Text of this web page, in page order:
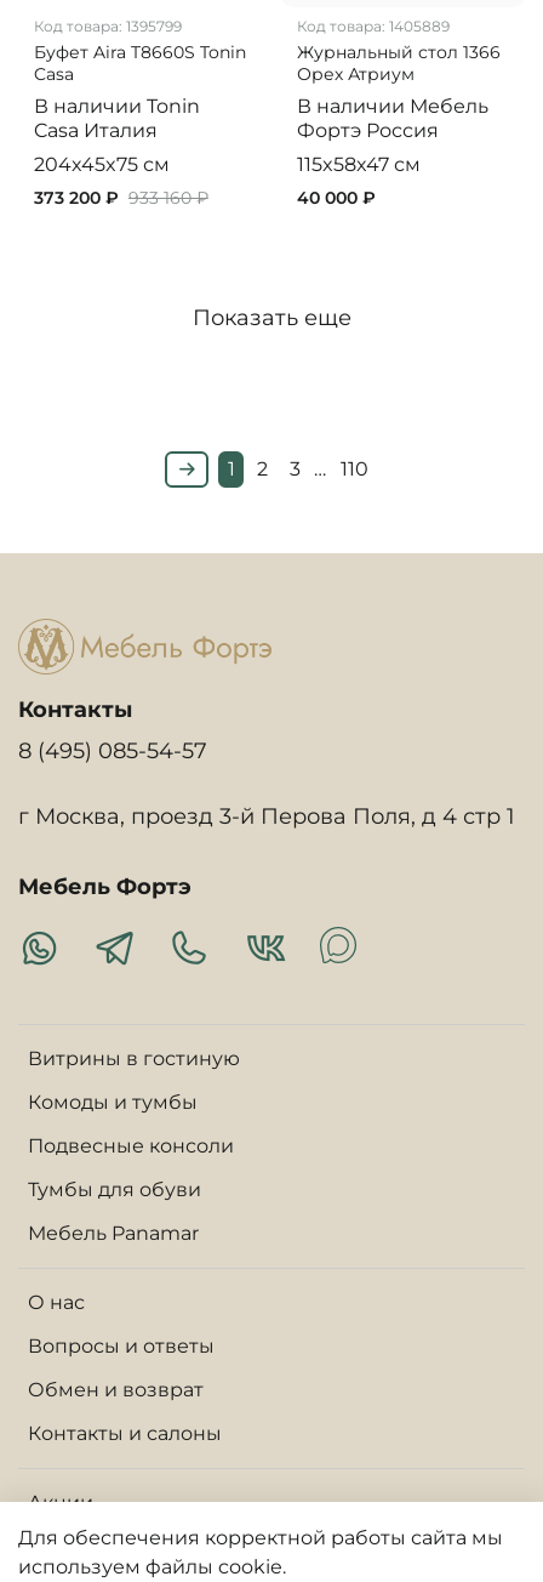
Код товара: 1395799
Буфет Aira T8660S Tonin
Casa
В наличии Tonin
Casa Италия
204x45x75 см
373 200 ₽ 933 160 ₽
Код товара: 1405889
Журнальный стол 1366
Орех Атриум
В наличии Мебель
Фортэ Россия
115x58x47 см
40 000 ₽
Показать еще
1 2 3 … 110
Витрины в гостиную
Комоды и тумбы
Подвесные консоли
Тумбы для обуви
Мебель Panamar
О нас
Вопросы и ответы
Обмен и возврат
Контакты и салоны
Акции
Доставка по Москве и МО
Контакты
8 (495) 085-54-57
г Москва, проезд 3-й Перова Поля, д 4 стр 1
Мебель Фортэ
Для обеспечения корректной работы сайта мы
используем файлы cookie.